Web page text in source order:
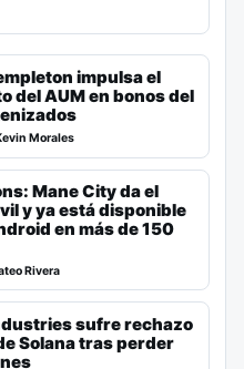
impulsa el
del AUM en bonos del
Morales
Mane City da el
y ya está disponible
en más de 150
Rivera
sufre rechazo
Solana tras perder